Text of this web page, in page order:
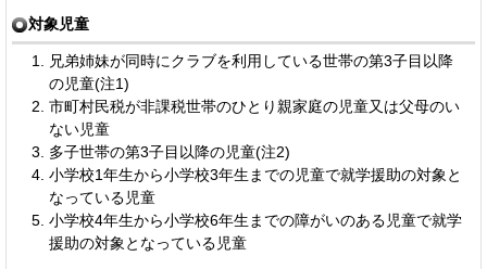
対象児童
兄弟姉妹が同時にクラブを利用している世帯の第3子目以降
の児童(注1)
市町村民税が非課税世帯のひとり親家庭の児童又は父母のい
ない児童
多子世帯の第3子目以降の児童(注2)
小学校1年生から小学校3年生までの児童で就学援助の対象と
なっている児童
小学校4年生から小学校6年生までの障がいのある児童で就学
援助の対象となっている児童